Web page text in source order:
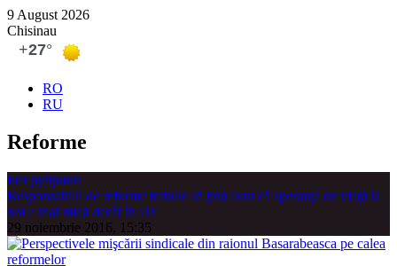
9 August 2026
Chisinau
RO
RU
Reforme
Без рубрики
Responsabilii de reforme trebuie să ţină cont că speranţa de viaţă la
noi e mai mică decât în UE
29 noiembrie 2016, 15:35